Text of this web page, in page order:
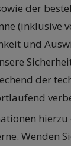
der
(inklusive
und
der
Wenden